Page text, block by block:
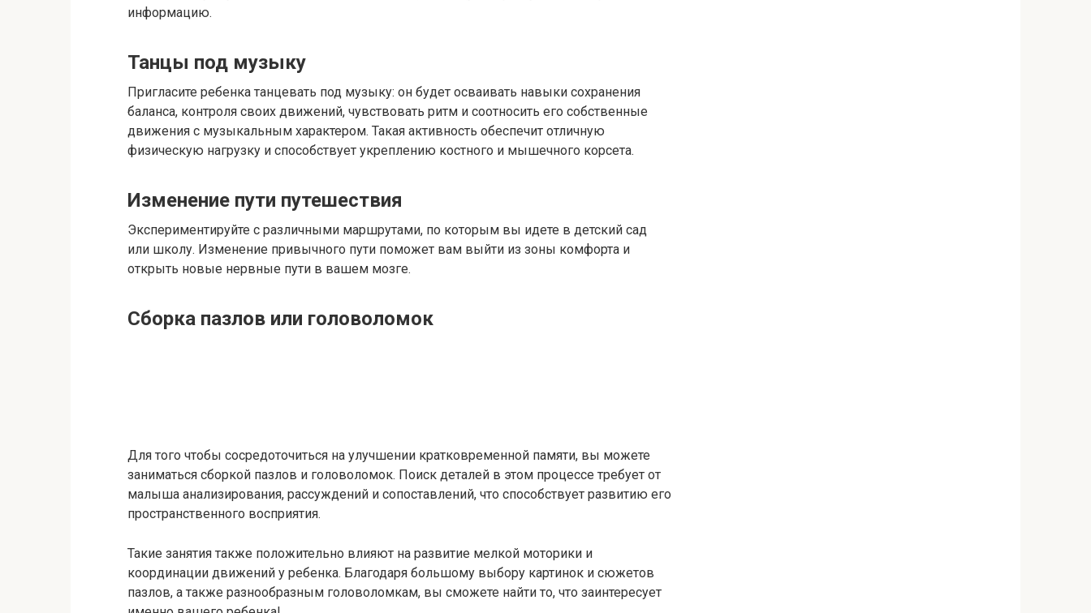
информацию.
Танцы под музыку
Пригласите ребенка танцевать под музыку: он будет осваивать навыки сохранения
баланса, контроля своих движений, чувствовать ритм и соотносить его собственные
движения с музыкальным характером. Такая активность обеспечит отличную
физическую нагрузку и способствует укреплению костного и мышечного корсета.
Изменение пути путешествия
Экспериментируйте с различными маршрутами, по которым вы идете в детский сад
или школу. Изменение привычного пути поможет вам выйти из зоны комфорта и
открыть новые нервные пути в вашем мозге.
Сборка пазлов или головоломок
Для того чтобы сосредоточиться на улучшении кратковременной памяти, вы можете
заниматься сборкой пазлов и головоломок. Поиск деталей в этом процессе требует от
малыша анализирования, рассуждений и сопоставлений, что способствует развитию его
пространственного восприятия.
Такие занятия также положительно влияют на развитие мелкой моторики и
координации движений у ребенка. Благодаря большому выбору картинок и сюжетов
пазлов, а также разнообразным головоломкам, вы сможете найти то, что заинтересует